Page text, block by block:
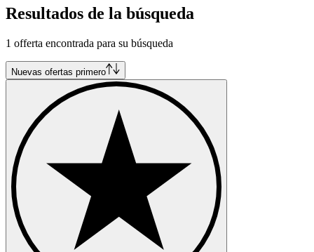
Resultados de la búsqueda
1 offerta encontrada para su búsqueda
Nuevas ofertas primero